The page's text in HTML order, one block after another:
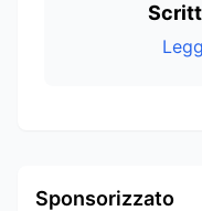
Sponsorizzato